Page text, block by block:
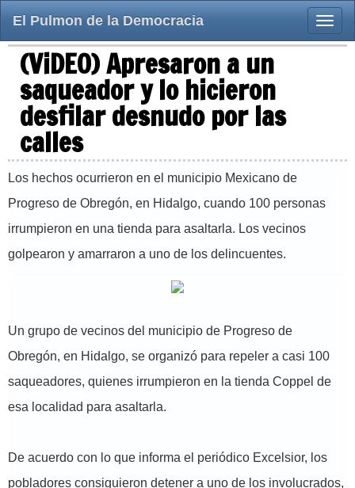
Toggle
El Pulmon de la Democracia
(ViDEO) Apresaron a un
saqueador y lo hicieron
desfilar desnudo por las
calles
Los hechos ocurrieron en el municipio Mexicano de
Progreso de Obregón, en Hidalgo, cuando 100 personas
irrumpieron en una tienda para asaltarla. Los vecinos
golpearon y amarraron a uno de los delincuentes.
Un grupo de vecinos del municipio de Progreso de
Obregón, en Hidalgo, se organizó para repeler a casi 100
saqueadores, quienes irrumpieron en la tienda Coppel de
esa localidad para asaltarla.
De acuerdo con lo que informa el periódico Excelsior, los
pobladores consiguieron detener a uno de los involucrados,